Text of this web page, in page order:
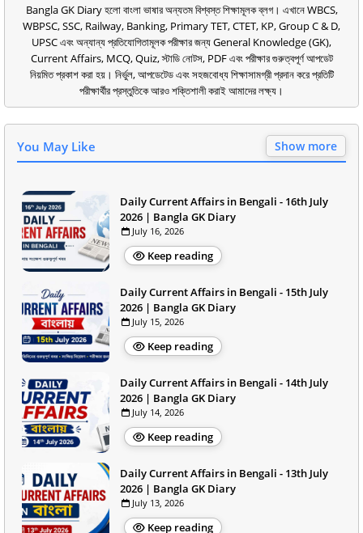
Bangla GK Diary হলো বাংলা ভাষার অন্যতম বিশ্বস্ত শিক্ষামূলক ব্লগ। এখানে WBCS,
WBPSC, SSC, Railway, Banking, Primary TET, CTET, KP, Group C & D,
UPSC এবং অন্যান্য প্রতিযোগিতামূলক পরীক্ষার জন্য General Knowledge (GK),
Current Affairs, MCQ, Quiz, স্টাডি নোটস, PDF এবং পরীক্ষার গুরুত্বপূর্ণ আপডেট
নিয়মিত প্রকাশ করা হয়। নির্ভুল, আপডেটেড এবং সহজবোধ্য শিক্ষাসামগ্রী প্রদান করে প্রতিটি
পরীক্ষার্থীর প্রস্তুতিকে আরও শক্তিশালী করাই আমাদের লক্ষ্য।
You May Like Show more
Daily Current Affairs in Bengali - 16th July
2026 | Bangla GK Diary
July 16, 2026
Keep reading
Daily Current Affairs in Bengali - 15th July
2026 | Bangla GK Diary
July 15, 2026
Keep reading
Daily Current Affairs in Bengali - 14th July
2026 | Bangla GK Diary
July 14, 2026
Keep reading
Daily Current Affairs in Bengali - 13th July
2026 | Bangla GK Diary
July 13, 2026
Keep reading